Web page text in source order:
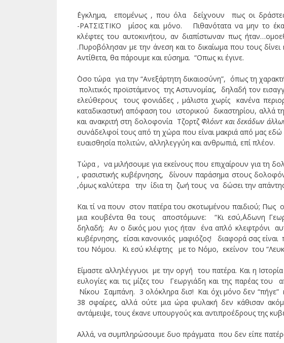
΄Εγκλημα, επομένως , που όλα δείχνουν πως οι
-ΡΑΤΣΙΣΤΙΚΟ μίσος και μόνο. Πιθανότατα να μην το
κλέφτες του αυτοκινήτου, αν διαπίστωναν πως
.Πυροβόλησαν με την άνεση και το δικαίωμα που τους
Αντίθετα, θα πάρουμε και εύσημα. “Οπως κι έγινε.
΄Οσο τώρα για την “Ανεξάρτητη δικαιοσύνη”, όπως τη
πολιτικός προϊστάμενος της Αστυνομίας, δηλαδή τον
ελεύθερους τους φονιάδες , μάλιστα χωρίς κανένα
καταδικαστική απόφαση του ιστορικού δικαστηρίου,
και ανακριτή στη δολοφονία Τζορτζ Φλόιντ και δεκάδων
συνάδελφοί τους από τη χώρα που είναι μακριά από μας
ευαισθησία πολιτών, αλληλεγγύη και ανθρωπιά, επί πλέον.
Τώρα , να μιλήσουμε για εκείνους που επιχαίρουν για τη
, φασιστικής κυβέρνησης, δίνουν παράσημα στους
,όμως καλύτερα την ίδια τη ζωή τους να δώσει την
Και τί να πουν στον πατέρα του σκοτωμένου παιδιού;
μια κουβέντα θα τους αποστόμωνε: “Κι εσύ,΄Αδωνη
δηλαδή; Αν ο δικός μου γιος ήταν ένα απλό κλεφτρόνι
κυβέρνησης, είσαι κανονικός μαφιόζος! διαφορά σας
του Νόμου. Κι εσύ κλέφτης με το Νόμο, εκείνον του
Είμαστε αλληλέγγυοι με την οργή του πατέρα. Και η
ευλογίες και τις μίζες του Γεωργιάδη και της παρέας
Νίκου Σαμπάνη. 3 ολόκληρα δισ! Και όχι μόνο δεν
38 σφαίρες, αλλά ούτε μια ώρα φυλακή δεν κάθισαν
αντάμειψε, τους έκανε υπουργούς και αντιπροέδρους της
Αλλά, να συμπληρώσουμε δυο πράγματα που δεν είπε